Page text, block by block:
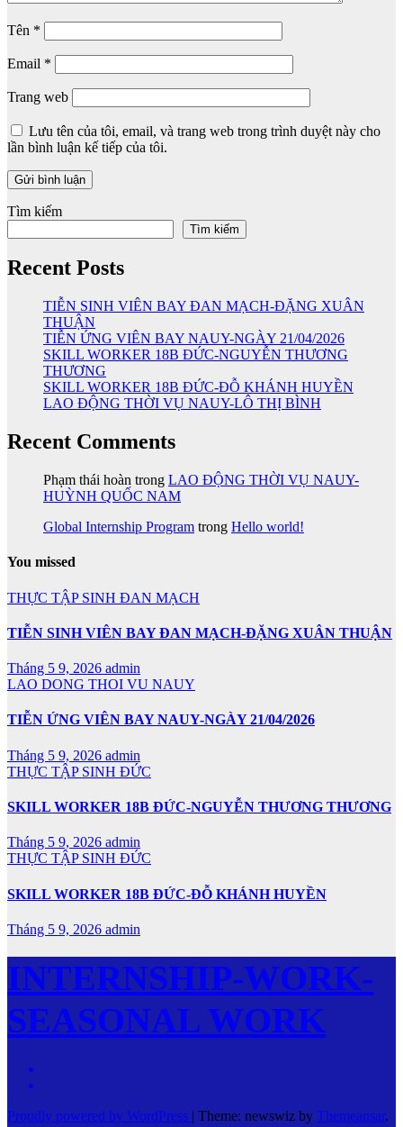
Tên *
Email *
Trang web
Lưu tên của tôi, email, và trang web trong trình duyệt này cho
lần bình luận kế tiếp của tôi.
Tìm kiếm
Tìm kiếm
Recent Posts
TIỄN SINH VIÊN BAY ĐAN MẠCH-ĐẶNG XUÂN
THUẬN
TIỄN ỨNG VIÊN BAY NAUY-NGÀY 21/04/2026
SKILL WORKER 18B ĐỨC-NGUYỄN THƯƠNG
THƯƠNG
SKILL WORKER 18B ĐỨC-ĐỖ KHÁNH HUYỀN
LAO ĐỘNG THỜI VỤ NAUY-LÔ THỊ BÌNH
Recent Comments
Phạm thái hoàn trong LAO ĐỘNG THỜI VỤ NAUY-
HUỲNH QUỐC NAM
Global Internship Program trong Hello world!
You missed
THỰC TẬP SINH ĐAN MẠCH
TIỄN SINH VIÊN BAY ĐAN MẠCH-ĐẶNG XUÂN THUẬN
Tháng 5 9, 2026 admin
LAO DONG THOI VU NAUY
TIỄN ỨNG VIÊN BAY NAUY-NGÀY 21/04/2026
Tháng 5 9, 2026 admin
THỰC TẬP SINH ĐỨC
SKILL WORKER 18B ĐỨC-NGUYỄN THƯƠNG THƯƠNG
Tháng 5 9, 2026 admin
THỰC TẬP SINH ĐỨC
SKILL WORKER 18B ĐỨC-ĐỖ KHÁNH HUYỀN
Tháng 5 9, 2026 admin
INTERNSHIP-WORK-
SEASONAL WORK
Proudly powered by WordPress | Theme: newswiz by Themeansar.